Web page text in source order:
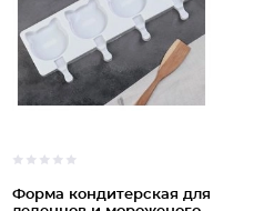
Форма кондитерская для